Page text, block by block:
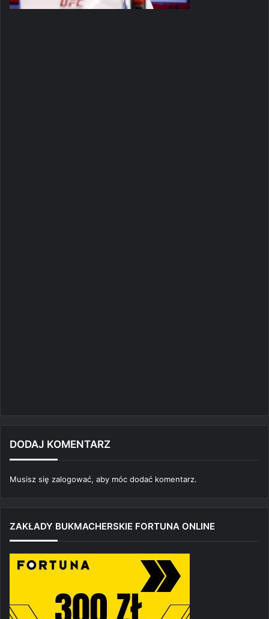
DODAJ KOMENTARZ
Musisz się zalogować, aby móc dodać komentarz.
ZAKŁADY BUKMACHERSKIE FORTUNA ONLINE